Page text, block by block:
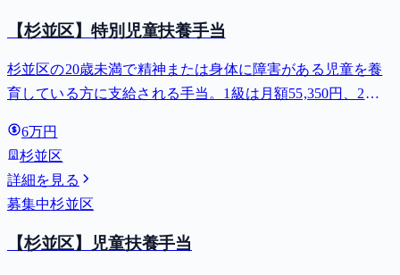
【杉並区】特別児童扶養手当
杉並区の20歳未満で精神または身体に障害がある児童を養
育している方に支給される手当。1級は月額55,350円、2級
6万円
杉並区
詳細を見る
募集中杉並区
【杉並区】児童扶養手当